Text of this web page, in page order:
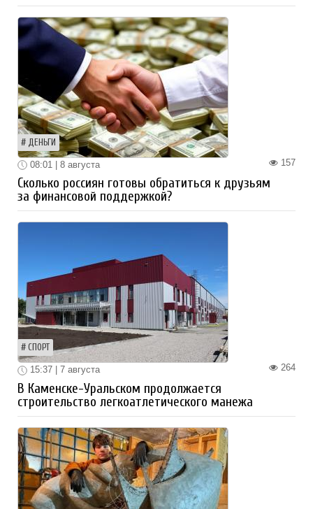
ДЕНЬГИ
157
08:01 | 8 августа
Сколько россиян готовы обратиться к друзьям
за финансовой поддержкой?
СПОРТ
264
15:37 | 7 августа
В Каменске-Уральском продолжается
строительство легкоатлетического манежа